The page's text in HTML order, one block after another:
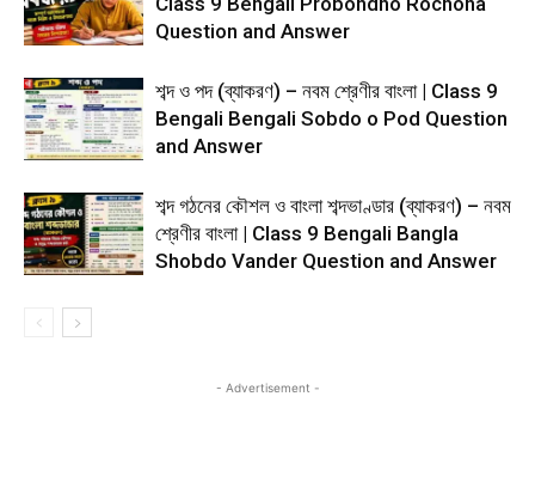
Question and Answer
শব্দ ও পদ (ব্যাকরণ) – নবম শ্রেণীর বাংলা | Class 9
Bengali Bengali Sobdo o Pod Question
and Answer
শব্দ গঠনের কৌশল ও বাংলা শব্দভাণ্ডার (ব্যাকরণ) – নবম
শ্রেণীর বাংলা | Class 9 Bengali Bangla
Shobdo Vander Question and Answer
- Advertisement -